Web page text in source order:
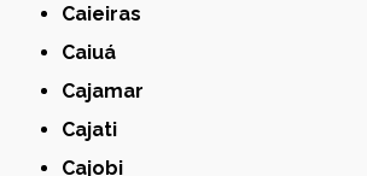
Caieiras
Caiuá
Cajamar
Cajati
Cajobi